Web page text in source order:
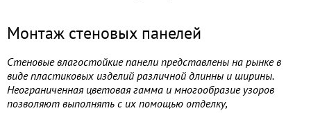
Монтаж стеновых панелей
Стеновые влагостойкие панели представлены на рынке в
виде пластиковых изделий различной длинны и ширины.
Неограниченная цветовая гамма и многообразие узоров
позволяют выполнять с их помощью отделку,